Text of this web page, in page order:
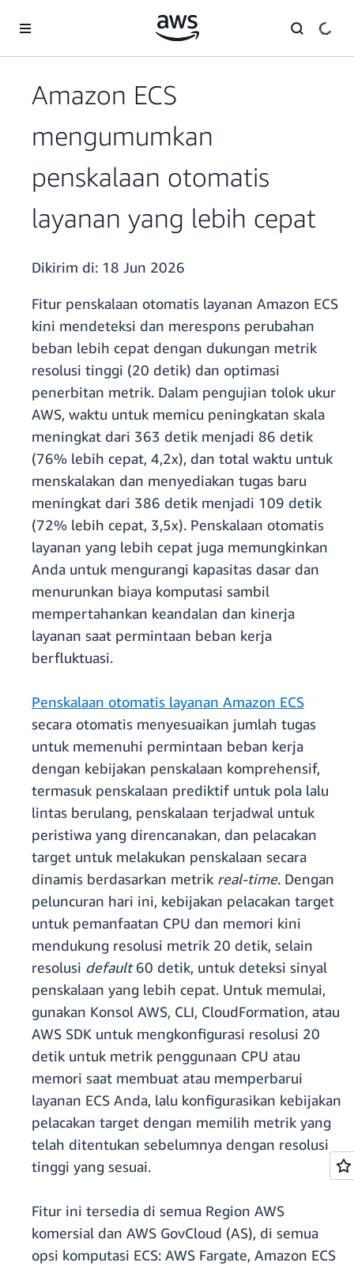
Amazon ECS
mengumumkan
penskalaan otomatis
layanan yang lebih cepat
Dikirim di: 18 Jun 2026
Fitur penskalaan otomatis layanan Amazon ECS
kini mendeteksi dan merespons perubahan
beban lebih cepat dengan dukungan metrik
resolusi tinggi (20 detik) dan optimasi
penerbitan metrik. Dalam pengujian tolok ukur
AWS, waktu untuk memicu peningkatan skala
meningkat dari 363 detik menjadi 86 detik
(76% lebih cepat, 4,2x), dan total waktu untuk
menskalakan dan menyediakan tugas baru
meningkat dari 386 detik menjadi 109 detik
(72% lebih cepat, 3,5x). Penskalaan otomatis
layanan yang lebih cepat juga memungkinkan
Anda untuk mengurangi kapasitas dasar dan
menurunkan biaya komputasi sambil
mempertahankan keandalan dan kinerja
layanan saat permintaan beban kerja
berfluktuasi.
Penskalaan otomatis layanan Amazon ECS
secara otomatis menyesuaikan jumlah tugas
untuk memenuhi permintaan beban kerja
dengan kebijakan penskalaan komprehensif,
termasuk penskalaan prediktif untuk pola lalu
lintas berulang, penskalaan terjadwal untuk
peristiwa yang direncanakan, dan pelacakan
target untuk melakukan penskalaan secara
dinamis berdasarkan metrik real-time. Dengan
peluncuran hari ini, kebijakan pelacakan target
untuk pemanfaatan CPU dan memori kini
mendukung resolusi metrik 20 detik, selain
resolusi default60 detik, untuk deteksi sinyal
penskalaan yang lebih cepat. Untuk memulai,
gunakan Konsol AWS, CLI, CloudFormation, atau
AWS SDK untuk mengkonfigurasi resolusi 20
detik untuk metrik penggunaan CPU atau
memori saat membuat atau memperbarui
layanan ECS Anda, lalu konfigurasikan kebijakan
pelacakan target dengan memilih metrik yang
telah ditentukan sebelumnya dengan resolusi
tinggi yang sesuai.
Fitur ini tersedia di semua Region AWS
komersial dan AWS GovCloud (AS), di semua
opsi komputasi ECS: AWS Fargate, Amazon ECS